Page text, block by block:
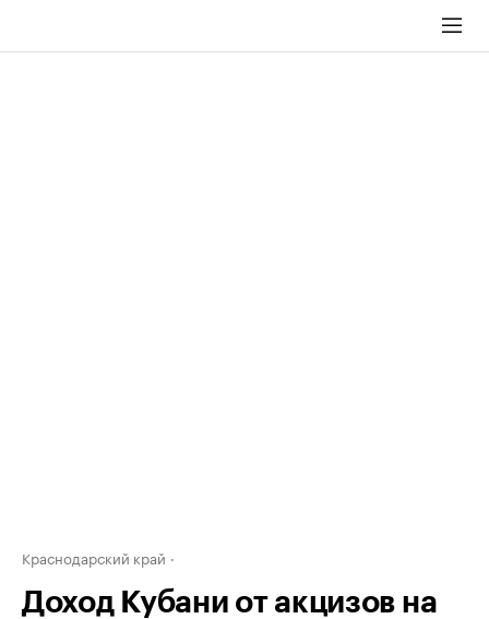
Краснодарский край
Доход Кубани от акцизов на